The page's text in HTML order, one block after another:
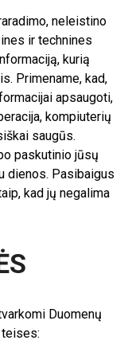
neleistino
ir technines
kurią
Primename, kad,
apsaugoti,
kompiuterių
saugūs.
paskutinio jūsų
dienos. Pasibaigus
kad jų negalima
Duomenų